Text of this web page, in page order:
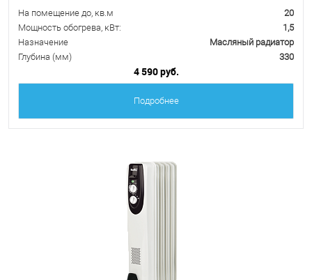
На помещение до, кв.м
20
Мощность обогрева, кВт:
1,5
Назначение
Масляный радиатор
Глубина (мм)
330
4 590 руб.
Подробнее